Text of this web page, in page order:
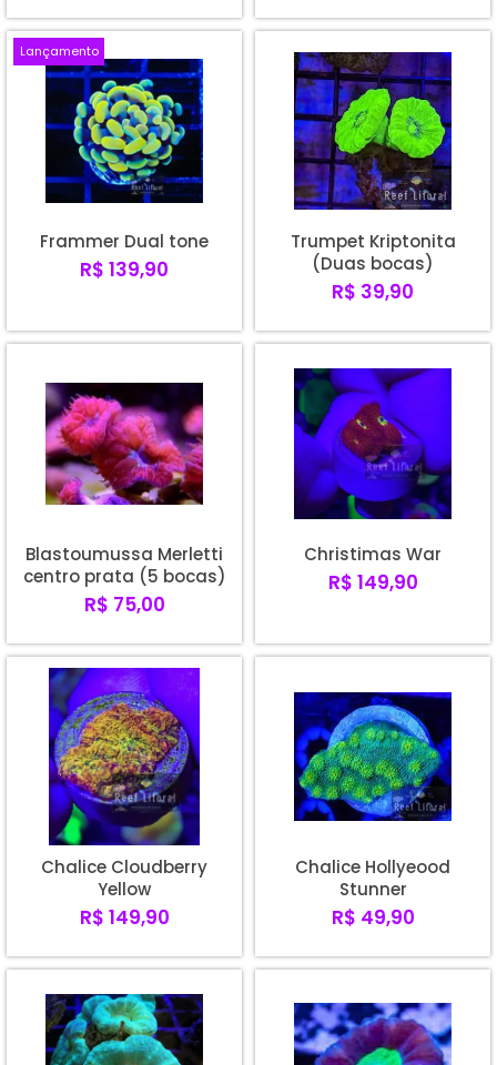
Lançamento
Frammer Dual tone
R$ 139,90
Trumpet Kriptonita
(Duas bocas)
R$ 39,90
Blastoumussa Merletti
centro prata (5 bocas)
R$ 75,00
Christimas War
R$ 149,90
Chalice Cloudberry
Yellow
R$ 149,90
Chalice Hollyeood
Stunner
R$ 49,90